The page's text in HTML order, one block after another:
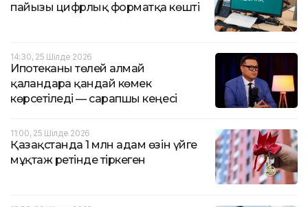
пайызы цифрлық форматқа көшті
14:30, 25 Шілде 2026
Ипотеканы төлей алмай
қалғандарға қандай көмек
көрсетіледі — сарапшы кеңесі
11:00, 25 Шілде 2026
Қазақстанда 1 млн адам өзін үйге
мұқтаж ретінде тіркеген